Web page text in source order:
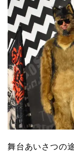
舞台あいさつの